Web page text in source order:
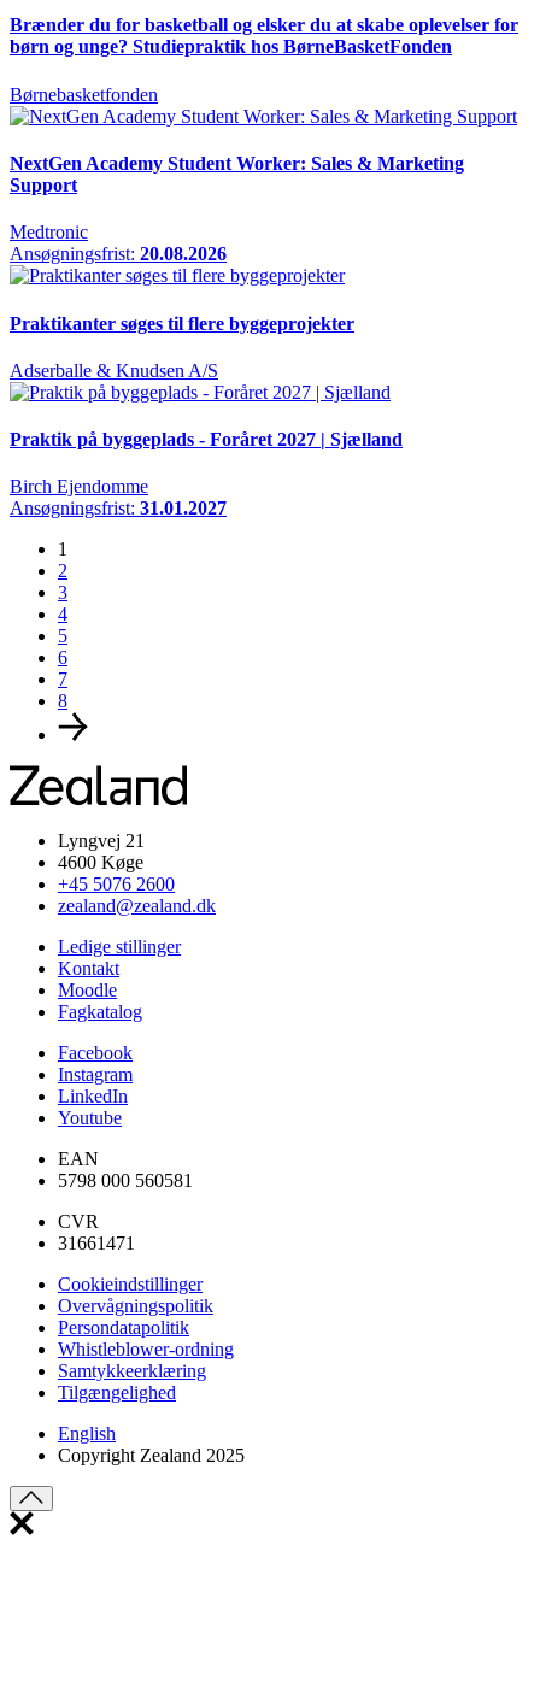
Brænder du for basketball og elsker du at skabe oplevelser for
børn og unge? Studiepraktik hos BørneBasketFonden
Børnebasketfonden
NextGen Academy Student Worker: Sales & Marketing
Support
Medtronic
Ansøgningsfrist: 20.08.2026
Praktikanter søges til flere byggeprojekter
Adserballe & Knudsen A/S
Praktik på byggeplads - Foråret 2027 | Sjælland
Birch Ejendomme
Ansøgningsfrist: 31.01.2027
1
2
3
4
5
6
7
8
Lyngvej 21
4600 Køge
+45 5076 2600
zealand@zealand.dk
Ledige stillinger
Kontakt
Moodle
Fagkatalog
Facebook
Instagram
LinkedIn
Youtube
EAN
5798 000 560581
CVR
31661471
Cookieindstillinger
Overvågningspolitik
Persondatapolitik
Whistleblower-ordning
Samtykkeerklæring
Tilgængelighed
English
Copyright Zealand 2025